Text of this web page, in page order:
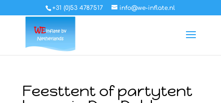
+31 (0)53 4787517 info@we-inflate.nl
Feesttent of partytent